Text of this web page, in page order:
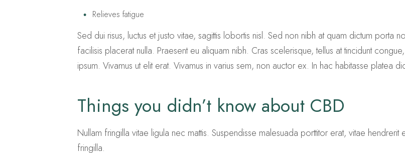
Relieves fatigue
Sed dui risus, luctus et justo vitae, sagittis lobortis nisl. Sed non nibh at quam dictum porta
facilisis placerat nulla. Praesent eu aliquam nibh. Cras scelerisque, tellus at tincidunt
ipsum. Vivamus ut elit erat. Vivamus in varius sem, non auctor ex. In hac habitasse platea
Things you didn’t know about CBD
Nullam fringilla vitae ligula nec mattis. Suspendisse malesuada porttitor erat, vitae
fringilla.